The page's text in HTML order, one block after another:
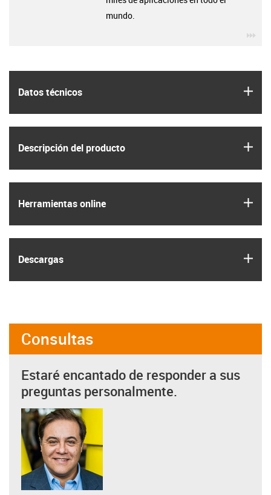
Datos técnicos
Descripción del producto
Herramientas online
Descargas
mundo.
Consultas
Estaré encantado de responder a sus
preguntas personalmente.